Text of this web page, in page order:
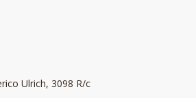
Ulrich, 3098 R/c